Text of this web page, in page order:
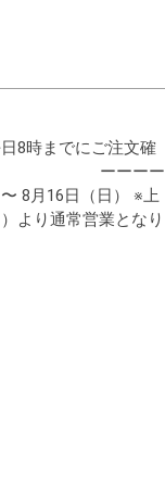
8時までにご注文確
ーーーー
8月16日（日） ※上
より通常営業となり